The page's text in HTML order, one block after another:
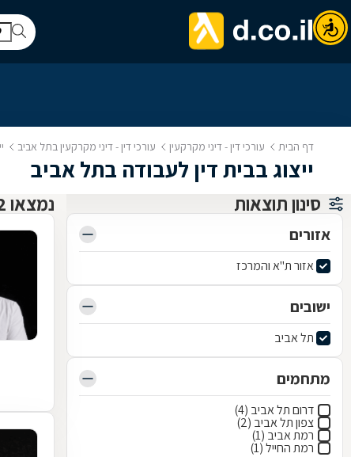
דף הבית עורכי דין - דיני מקרקעין עורכי דין - דיני מקרקעין בתל אביב
ייצוג בבית דין לעבודה בתל אביב
סינון תוצאות
אזורים
אזור ת"א והמרכז
ישובים
תל אביב
מתחמים
דרום תל אביב (4)
צפון תל אביב (2)
רמת אביב (1)
רמת החייל (1)
נמצאו 22 עורכי דין - דיני מקרקעין